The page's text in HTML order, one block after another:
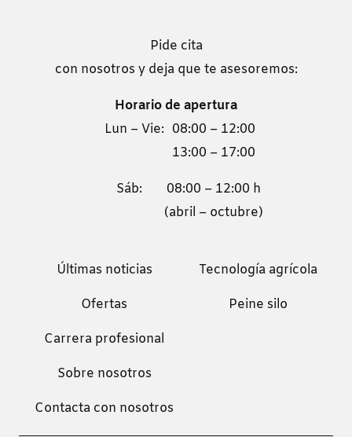
Pide cita
con nosotros y deja que te asesoremos:
Horario de apertura
Lun – Vie: 08:00 – 12:00
13:00 – 17:00
Sáb:
08:00 – 12:00 h
(abril – octubre)
Últimas noticias
Ofertas
Carrera profesional
Sobre nosotros
Contacta con nosotros
Tecnología agrícola
Peine silo